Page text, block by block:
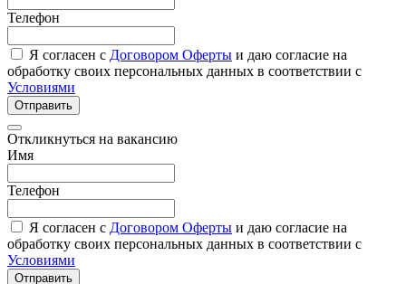
Телефон
Я согласен с Договором Оферты и даю согласие на
обработку своих персональных данных в соответствии с
Условиями
Отправить
Откликнуться на вакансию
Имя
Телефон
Я согласен с Договором Оферты и даю согласие на
обработку своих персональных данных в соответствии с
Условиями
Отправить